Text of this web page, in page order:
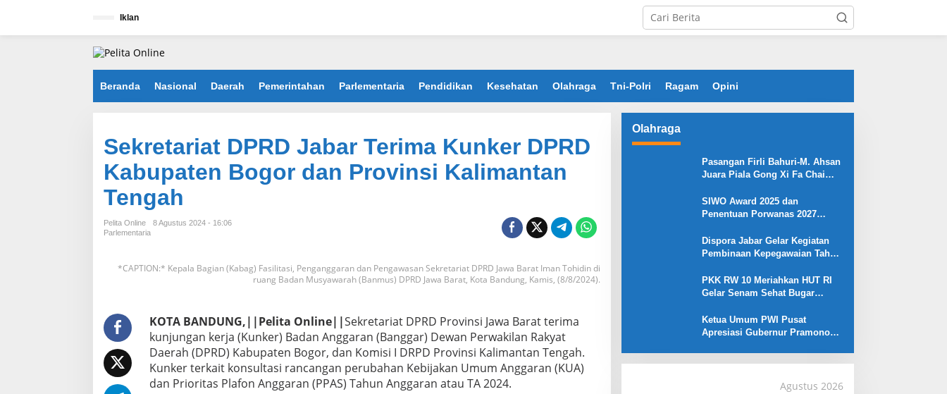
Iklan
Beranda Nasional Daerah Pemerintahan Parlementaria Pendidikan Kesehatan Olahraga Tni-Polri Ragam Opini
Sekretariat DPRD Jabar Terima Kunker DPRD
Kabupaten Bogor dan Provinsi Kalimantan
Tengah
Pelita Online
8 Agustus 2024 - 16:06
Parlementaria
*CAPTION:* Kepala Bagian (Kabag) Fasilitasi, Penganggaran dan Pengawasan Sekretariat DPRD Jawa Barat Iman Tohidin di
ruang Badan Musyawarah (Banmus) DPRD Jawa Barat, Kota Bandung, Kamis, (8/8/2024).
KOTA BANDUNG,||Pelita Online||Sekretariat DPRD Provinsi Jawa Barat terima
kunjungan kerja (Kunker) Badan Anggaran (Banggar) Dewan Perwakilan Rakyat
Daerah (DPRD) Kabupaten Bogor, dan Komisi I DRPD Provinsi Kalimantan Tengah.
Kunker terkait konsultasi rancangan perubahan Kebijakan Umum Anggaran (KUA)
dan Prioritas Plafon Anggaran (PPAS) Tahun Anggaran atau TA 2024.
Olahraga
Pasangan Firli Bahuri-M. Ahsan
Juara Piala Gong Xi Fa Chai
SIWO Award 2025 dan
Penentuan Porwanas 2027
Dispora Jabar Gelar Kegiatan
Pembinaan Kepegawaian Tahun
Gubernur Jabar
PKK RW 10 Meriahkan HUT RI
Gelar Senam Sehat Bugar
Ketua Umum PWI Pusat
Apresiasi Gubernur Pramono
Agustus 2026